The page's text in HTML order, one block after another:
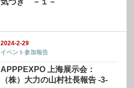
気づき －１－
2024-2-29
イベント参加報告
APPPEXPO 上海展示会：
（株）大力の山村社長報告 -3-